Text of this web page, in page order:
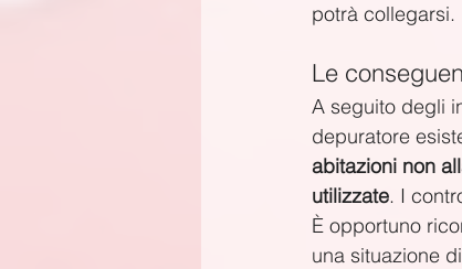
potrà collegarsi.
Le
A seguito degli
depuratore
abitazioni non
utilizzate. I
È opportuno
una situazione di